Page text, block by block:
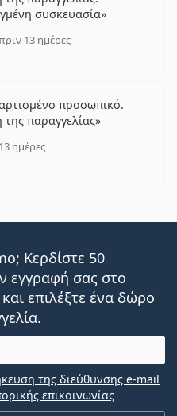
συσκευασία
13 ημέρες
από 5
προσωπικό.
της παραγγελίας
ημέρες
από 5
Κερδίστε 50
εγγραφή σας στο
επιλέξτε ένα δώρο
της διεύθυνσης e-mail
επικοινωνίας